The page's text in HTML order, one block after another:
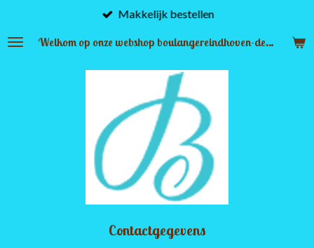
naar
Welkom op onze webshop boulangereindhoven-denbosch.nl
Makkelijk bestellen
Contactgegevens